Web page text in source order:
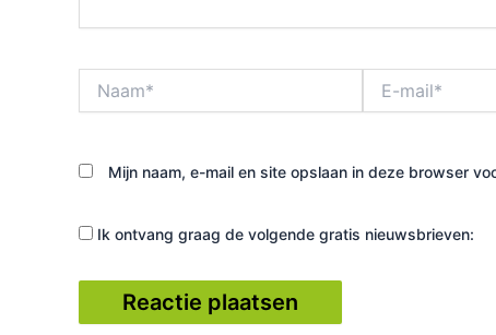
mail*
Mijn naam, e-mail en site opslaan in deze browser
Ik ontvang graag de volgende gratis nieuwsbrieven: